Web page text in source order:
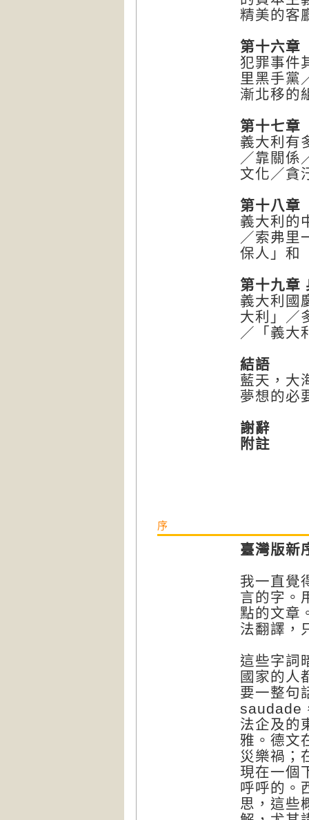
精美的客
第十六章
犯罪事件
里黑手黨
漸北移的
第十七章
義大利有
／靠關係
文化／貪
第十八章
義大利的
／索弗里
保人」和
第十九章
義大利國
大利」／
／「義大
結語
藍天，大
夢想的必
謝辭
附註
序
臺灣版新
我一直覺
言的字。
點的文章
法翻譯，
這些字詞
國家的人
要一整句
saudade
法企及的
雅。德文
災樂禍；
現在一個
呼呼的。
思，這些